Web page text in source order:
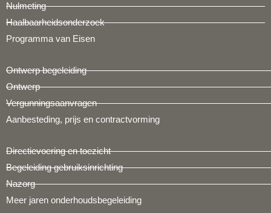
Nulmeting
Haalbaarheidsonderzoek
Programma van Eisen
Ontwerp begeleiding
Ontwerp
Vergunningsaanvragen
Aanbesteding, prijs en contractvorming
Directievoering en toezicht
Begeleiding gebruiksinrichting
Nazorg
Meer jaren onderhoudsbegeleiding